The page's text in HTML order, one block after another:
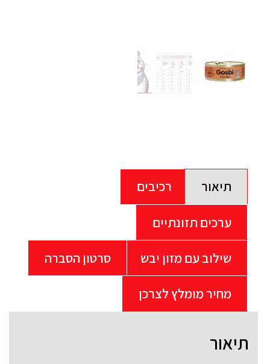
תיאור רכיבים
ערכים תזונתיים
שילוב עם מזון יבש סרטון הסברה
מחיר מומלץ לצרכן
תיאור